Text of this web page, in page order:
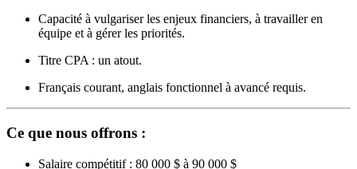
Capacité à vulgariser les enjeux financiers, à travailler en
équipe et à gérer les priorités.
Titre CPA : un atout.
Français courant, anglais fonctionnel à avancé requis.
Ce que nous offrons :
Salaire compétitif : 80 000 $ à 90 000 $